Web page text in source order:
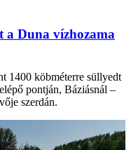
a Duna vízhozama
1400 köbméterre süllyedt
pontján, Báziásnál –
szerdán.